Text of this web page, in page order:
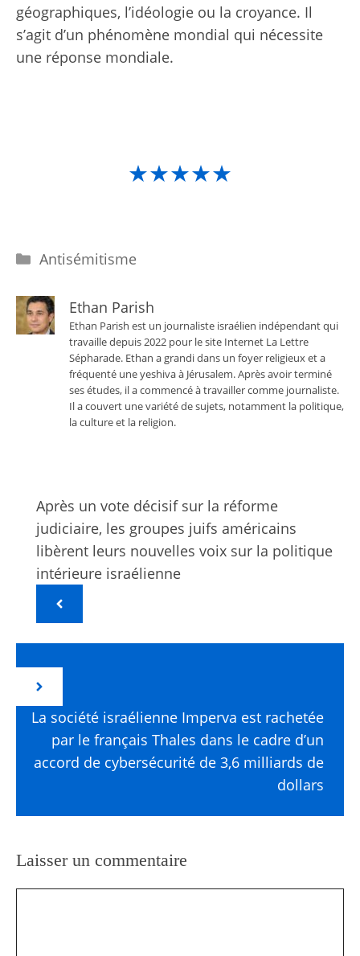
géographiques, l’idéologie ou la croyance. Il
s’agit d’un phénomène mondial qui nécessite
une réponse mondiale.
★★★★★
Catégories
Antisémitisme
Ethan Parish
Ethan Parish est un journaliste israélien indépendant qui
travaille depuis 2022 pour le site Internet La Lettre
Sépharade. Ethan a grandi dans un foyer religieux et a
fréquenté une yeshiva à Jérusalem. Après avoir terminé
ses études, il a commencé à travailler comme journaliste.
Il a couvert une variété de sujets, notamment la politique,
la culture et la religion.
Après un vote décisif sur la réforme
judiciaire, les groupes juifs américains
libèrent leurs nouvelles voix sur la politique
intérieure israélienne
La société israélienne Imperva est rachetée
par le français Thales dans le cadre d’un
accord de cybersécurité de 3,6 milliards de
dollars
Laisser un commentaire